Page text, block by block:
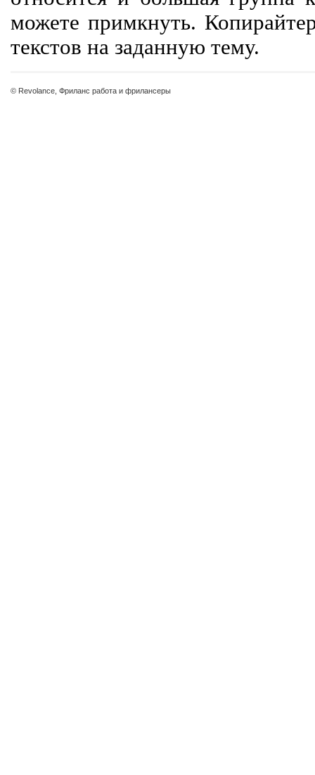
можете примкнуть.
текстов на заданную тему.
© Revolance, Фриланс работа и фрилансеры